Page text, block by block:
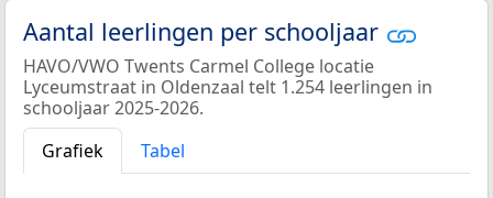
Aantal leerlingen per schooljaar
HAVO/VWO Twents Carmel College locatie
Lyceumstraat in Oldenzaal telt 1.254 leerlingen in
schooljaar 2025-2026.
Grafiek
Tabel